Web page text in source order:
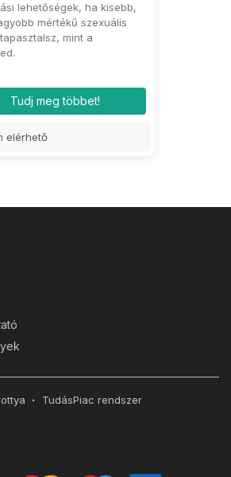
lehetőségek, ha kisebb,
mértékű szexuális
mint a
Tudj meg többet!
elérhető
TudásPiac rendszer